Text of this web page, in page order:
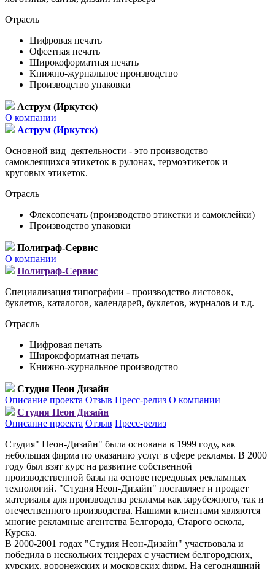
Отрасль
Цифровая печать
Офсетная печать
Широкоформатная печать
Книжно-журнальное производство
Производство упаковки
Аструм (Иркутск)
О компании
Аструм (Иркутск)
Основной вид деятельности - это производство
самоклеящихся этикеток в рулонах, термоэтикеток и
круговых этикеток.
Отрасль
Флексопечать (производство этикетки и самоклейки)
Производство упаковки
Полиграф-Сервис
О компании
Полиграф-Сервис
Специализация типографии - производство листовок,
буклетов, каталогов, календарей, буклетов, журналов и т.д.
Отрасль
Цифровая печать
Широкоформатная печать
Книжно-журнальное производство
Студия Неон Дизайн
Описание проекта Отзыв Пресс-релиз О компании
Студия Неон Дизайн
Описание проекта Отзыв Пресс-релиз
Студия" Неон-Дизайн" была основана в 1999 году, как
небольшая фирма по оказанию услуг в сфере рекламы. В 2000
году был взят курс на развитие собственной
производственной базы на основе передовых рекламных
технологий. "Студия Неон-Дизайн" поставляет и продает
материалы для производства рекламы как зарубежного, так и
отечественного производства. Нашими клиентами являются
многие рекламные агентства Белгорода, Старого оскола,
Курска.
В 2000-2001 годах "Студия Неон-Дизайн" участвовала и
победила в нескольких тендерах с участием белгородских,
курских, воронежских и московских фирм. На сегодняшний